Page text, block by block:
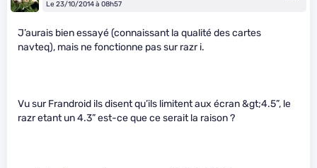
Le 23/10/2014 à 08h57
J’aurais bien essayé (connaissant la qualité des cartes
navteq), mais ne fonctionne pas sur razr i.
Vu sur Frandroid ils disent qu’ils limitent aux écran &gt;4.5”, le
razr etant un 4.3” est-ce que ce serait la raison ?